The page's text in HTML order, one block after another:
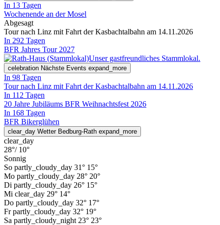
In 13 Tagen
Wochenende an der Mosel
Abgesagt
Tour nach Linz mit Fahrt der Kasbachtalbahn am 14.11.2026
In 292 Tagen
BFR Jahres Tour 2027
Unser gastfreundliches Stammlokal.
celebration Nächste Events expand_more
In 98 Tagen
Tour nach Linz mit Fahrt der Kasbachtalbahn am 14.11.2026
In 112 Tagen
20 Jahre Jubiläums BFR Weihnachtsfest 2026
In 168 Tagen
BFR Bikerglühen
clear_day Wetter Bedburg-Rath expand_more
clear_day
28°/ 10°
Sonnig
So partly_cloudy_day 31° 15°
Mo partly_cloudy_day 28° 20°
Di partly_cloudy_day 26° 15°
Mi clear_day 29° 14°
Do partly_cloudy_day 32° 17°
Fr partly_cloudy_day 32° 19°
Sa partly_cloudy_night 23° 23°